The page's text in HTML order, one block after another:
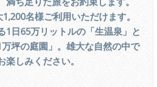
名様ご利用いただけます。
1日65万リットルの「生温泉」と
坪の庭園」。雄大な自然の中で
楽しみください。